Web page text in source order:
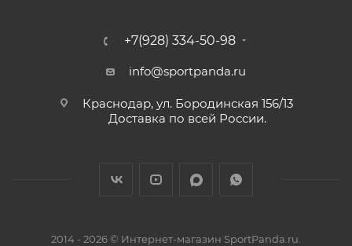
+7(928) 334-50-98
info@sportpanda.ru
Краснодар, ул. Бородинская 156/13
Доставка по всей России.
2014 - 2026 © Интернет-магазин SportPanda.ru.